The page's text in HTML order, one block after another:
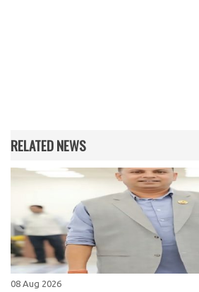
RELATED NEWS
08 Aug 2026